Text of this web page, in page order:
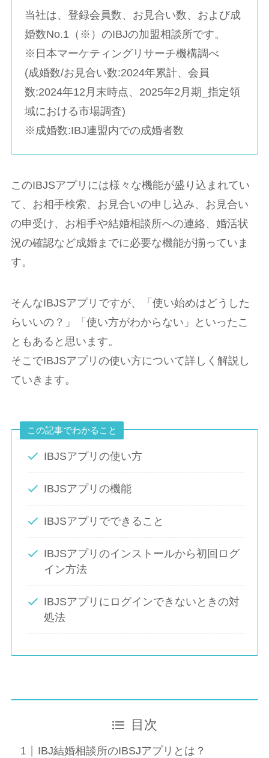
当社は、登録会員数、お見合い数、および成
婚数No.1（※）のIBJの加盟相談所です。
※日本マーケティングリサーチ機構調べ
(成婚数/お見合い数:2024年累計、会員
数:2024年12月末時点、2025年2月期_指定領
域における市場調査)
※成婚数:IBJ連盟内での成婚者数
このIBJSアプリには様々な機能が盛り込まれてい
て、お相手検索、お見合いの申し込み、お見合い
の申受け、お相手や結婚相談所への連絡、婚活状
況の確認など成婚までに必要な機能が揃っていま
す。
そんなIBJSアプリですが、「使い始めはどうした
らいいの？」「使い方がわからない」といったこ
ともあると思います。
そこでIBJSアプリの使い方について詳しく解説し
ていきます。
この記事でわかること
IBJSアプリの使い方
IBJSアプリの機能
IBJSアプリでできること
IBJSアプリのインストールから初回ログ
イン方法
IBJSアプリにログインできないときの対
処法
目次
IBJ結婚相談所のIBSJアプリとは？